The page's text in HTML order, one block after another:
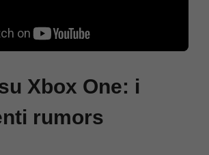
Xbox One: i
rumors